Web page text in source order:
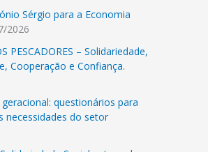
Sérgio para a Economia
2026
PESCADORES – Solidariedade,
Cooperação e Confiança.
questionários para
necessidades do setor